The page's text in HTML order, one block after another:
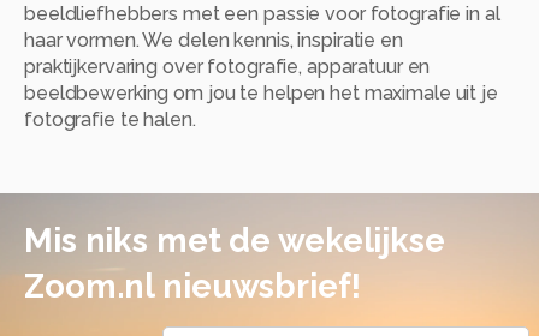
beeldliefhebbers met een passie voor fotografie in al
haar vormen. We delen kennis, inspiratie en
praktijkervaring over fotografie, apparatuur en
beeldbewerking om jou te helpen het maximale uit je
fotografie te halen.
Mis niks met de wekelijkse
Zoom.nl nieuwsbrief!